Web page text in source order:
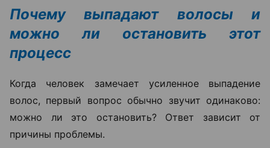
Почему выпадают волосы и
можно ли остановить этот
процесс
Когда человек замечает усиленное выпадение
волос, первый вопрос обычно звучит одинаково:
можно ли это остановить? Ответ зависит от
причины проблемы.